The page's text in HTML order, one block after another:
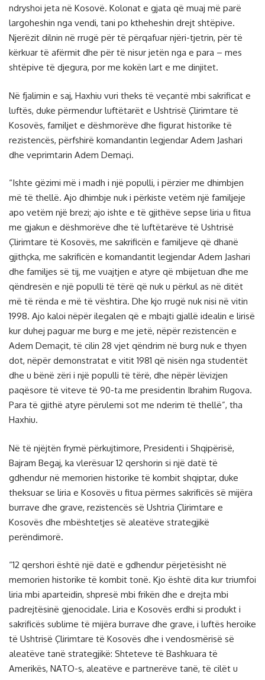
ndryshoi jeta në Kosovë. Kolonat e gjata që muaj më parë
largoheshin nga vendi, tani po ktheheshin drejt shtëpive.
Njerëzit dilnin në rrugë për të përqafuar njëri-tjetrin, për të
kërkuar të afërmit dhe për të nisur jetën nga e para – mes
shtëpive të djegura, por me kokën lart e me dinjitet.
Në fjalimin e saj, Haxhiu vuri theks të veçantë mbi sakrificat e
luftës, duke përmendur luftëtarët e Ushtrisë Çlirimtare të
Kosovës, familjet e dëshmorëve dhe figurat historike të
rezistencës, përfshirë komandantin legjendar Adem Jashari
dhe veprimtarin Adem Demaçi.
“Ishte gëzimi më i madh i një populli, i përzier me dhimbjen
më të thellë. Ajo dhimbje nuk i përkiste vetëm një familjeje
apo vetëm një brezi; ajo ishte e të gjithëve sepse liria u fitua
me gjakun e dëshmorëve dhe të luftëtarëve të Ushtrisë
Çlirimtare të Kosovës, me sakrificën e familjeve që dhanë
gjithçka, me sakrificën e komandantit legjendar Adem Jashari
dhe familjes së tij, me vuajtjen e atyre që mbijetuan dhe me
qëndresën e një populli të tërë që nuk u përkul as në ditët
më të rënda e më të vështira. Dhe kjo rrugë nuk nisi në vitin
1998. Ajo kaloi nëpër ilegalen që e mbajti gjallë idealin e lirisë
kur duhej paguar me burg e me jetë, nëpër rezistencën e
Adem Demaçit, të cilin 28 vjet qëndrim në burg nuk e thyen
dot, nëpër demonstratat e vitit 1981 që nisën nga studentët
dhe u bënë zëri i një populli të tërë, dhe nëpër lëvizjen
paqësore të viteve të 90-ta me presidentin Ibrahim Rugova.
Para të gjithë atyre përulemi sot me nderim të thellë”, tha
Haxhiu.
Në të njëjtën frymë përkujtimore, Presidenti i Shqipërisë,
Bajram Begaj, ka vlerësuar 12 qershorin si një datë të
gdhendur në memorien historike të kombit shqiptar, duke
theksuar se liria e Kosovës u fitua përmes sakrificës së mijëra
burrave dhe grave, rezistencës së Ushtria Çlirimtare e
Kosovës dhe mbështetjes së aleatëve strategjikë
perëndimorë.
“12 qershori është një datë e gdhendur përjetësisht në
memorien historike të kombit tonë. Kjo është dita kur triumfoi
liria mbi aparteidin, shpresë mbi frikën dhe e drejta mbi
padrejtësinë gjenocidale. Liria e Kosovës erdhi si produkt i
sakrificës sublime të mijëra burrave dhe grave, i luftës heroike
të Ushtrisë Çlirimtare të Kosovës dhe i vendosmërisë së
aleatëve tanë strategjikë: Shteteve të Bashkuara të
Amerikës, NATO-s, aleatëve e partnerëve tanë, të cilët u